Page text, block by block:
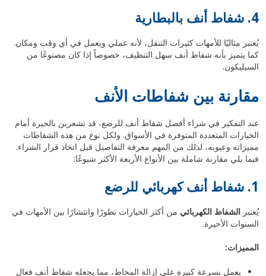
4. شفاط أنف بالبطارية
يُعتبر مثاليًا للأمهات كثيرات التنقل، لأنه عملي ويعمل في أي وقت ومكان.
كما يتميز بأنه شفاط أنف سهل التنظيف، خصوصاً إذا كان مصنوعًا من
السيليكون.
مقارنة بين شفاطات الأنف
عند التفكير في شراء أفضل شفاط أنف للرضع، قد تشعرين بالحيرة أمام
الخيارات المتعددة المتوفرة في الأسواق. ولكل نوع من هذه الشفاطات
مميزاته وعيوبه، لذلك من المهم معرفة التفاصيل قبل اتخاذ قرار الشراء.
فيما يلي مقارنة شاملة بين الأنواع الأربعة الأكثر شيوعًا:
1. شفاط أنف كهربائي للرضع
يُعتبر الشفاط الكهربائي من أكثر الخيارات تطورًا وانتشارًا بين الأمهات في
السنوات الأخيرة.
المميزات:
يعمل بسرعة كبيرة على إزالة المخاط، مما يجعله شفاط أنف فعال